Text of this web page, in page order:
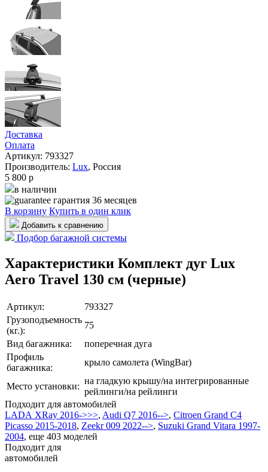
Доставка
Оплата
Артикул: 793327
Производитель: Lux, Россия
5 800 p
в наличии
гарантия 36 месяцев
В корзину Купить в один клик
Добавить к сравнению
Подбор багажной системы
Характеристики Комплект дуг Lux
Aero Travel 130 см (черные)
Артикул:
793327
Грузоподъемность
(кг.):
75
Вид багажника:
поперечная дуга
Профиль
багажника:
крыло самолета (WingBar)
Место установки:
на гладкую крышу/на интегрированные
рейлинги/на рейлинги
Подходит для автомобилей
LADA XRay 2016->>>, Audi Q7 2016-->, Citroen Grand C4
Picasso 2015-2018, Zeekr 009 2022-->, Suzuki Grand Vitara 1997-
2004, еще 403 моделей
Подходит для
автомобилей